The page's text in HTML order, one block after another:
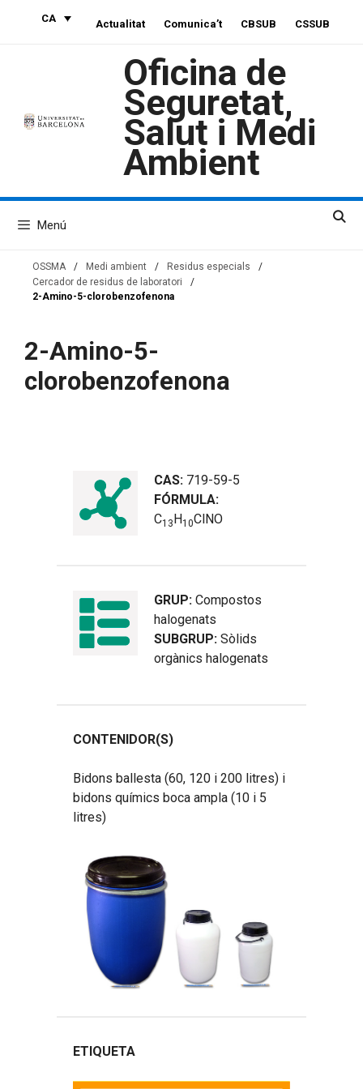
CA Actualitat Comunica’t CBSUB CSSUB
Oficina de
Seguretat,
Salut i Medi
Ambient
Menú
OSSMA / Medi ambient / Residus especials
/
Cercador de residus de laboratori
/
2-Amino-5-clorobenzofenona
2-Amino-5-
clorobenzofenona
CAS: 719-59-5
FÓRMULA:
C1 3 H 1 0ClNO
GRUP: Compostos
halogenats
SUBGRUP: Sòlids
orgànics halogenats
CONTENIDOR(S)
Bidons ballesta (60, 120 i 200 litres) i
bidons químics boca ampla (10 i 5
litres)
ETIQUETA